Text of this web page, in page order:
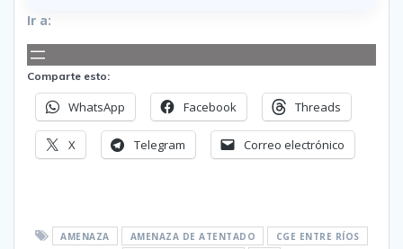
Ir a:
Comparte esto:
WhatsApp Facebook Threads
X Telegram Correo electrónico
AMENAZA AMENAZA DE ATENTADO
CGE ENTRE RÍOS